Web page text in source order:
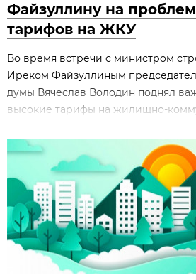
Файзуллину на
тарифов на ЖКУ
Во время встречи с министром
Иреком Файзуллиным
думы Вячеслав Володин поднял
высокие тарифы на жилищно-